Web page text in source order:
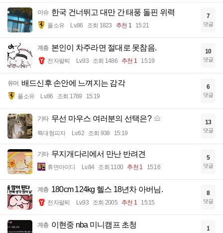
이슈 한국 건너뛰고 대만 간 태풍 돌핀 위력
풀소유 Lv.86 조회 1823 추천 1 15:21
7
댓글
계층 본인이 차주라면 절대로 못참음.
전자팔찌 Lv.93 조회 1486 추천 1 15:19
10
댓글
유머 배드신후 손안에 느껴지는 감각
풀소유 Lv.86 조회 1769 15:19
6
댓글
기타 무선 마우스 여러분의 선택은?
특대형피자 Lv.62 조회 938 15:19
13
댓글
기타 무지개다리에서 만난 반려견
휴면아이디 Lv.84 조회 1100 추천 1 15:16
5
댓글
계층 180cm 124kg 헬스 18년차 아버님.
전자팔찌 Lv.93 조회 2005 추천 1 15:15
8
댓글
계층 이현중 nba 미니캠프 초청 1